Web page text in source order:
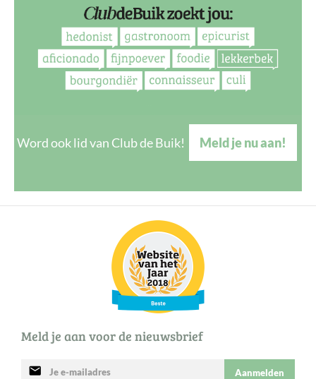
Word ook lid van Club de Buik! Meld je nu aan!
Meld je aan voor de nieuwsbrief
mail Aanmelden